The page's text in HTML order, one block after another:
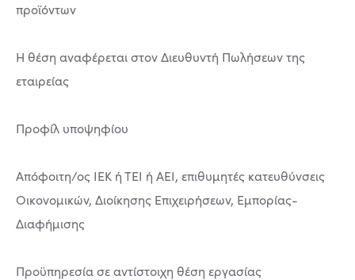
προϊόντων
Η θέση αναφέρεται στον Διευθυντή Πωλήσεων της
εταιρείας
Προφίλ υποψηφίου
Απόφοιτη/ος ΙΕΚ ή ΤΕΙ ή ΑΕΙ, επιθυμητές κατευθύνσεις
Οικονομικών, Διοίκησης Επιχειρήσεων, Εμπορίας-
Διαφήμισης
Προϋπηρεσία σε αντίστοιχη θέση εργασίας